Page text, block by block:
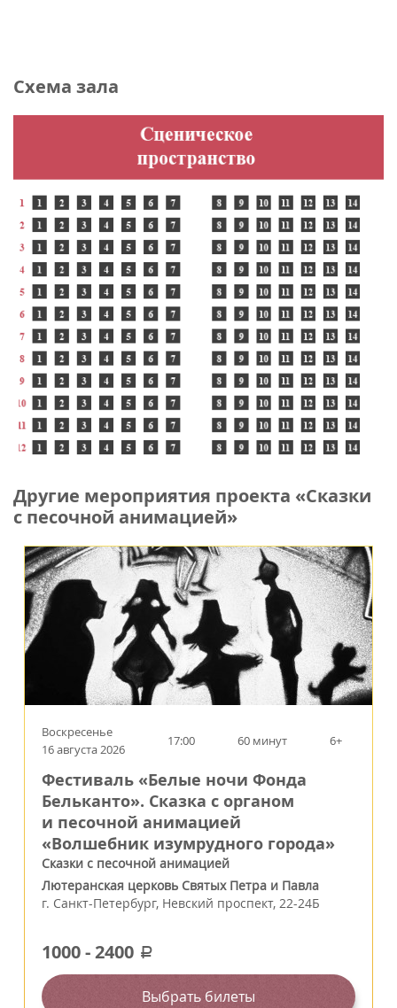
Схема зала
Другие мероприятия проекта «Сказки
с песочной анимацией»
Воскресенье
16 августа 2026
17:00 60 минут 6+
Фестиваль «Белые ночи Фонда
Бельканто». Сказка с органом
и песочной анимацией
«Волшебник изумрудного города»
Сказки с песочной анимацией
Лютеранская церковь Святых Петра и Павла
г. Санкт-Петербург, Невский проспект, 22-24Б
1000-2400 a
Выбрать билеты